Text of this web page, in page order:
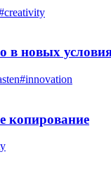
creativity
в новых
#innovation
копирование